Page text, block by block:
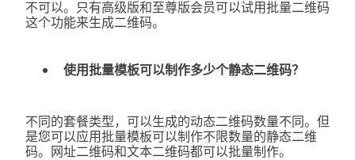
不可以。只有高级版和至尊版会员可以试用批量二维码
这个功能来生成二维码。
使用批量模板可以制作多少个静态二维码？
不同的套餐类型，可以生成的动态二维码数量不同。但
是您可以应用批量模板可以制作不限数量的静态二维
码。网址二维码和文本二维码都可以批量制作。